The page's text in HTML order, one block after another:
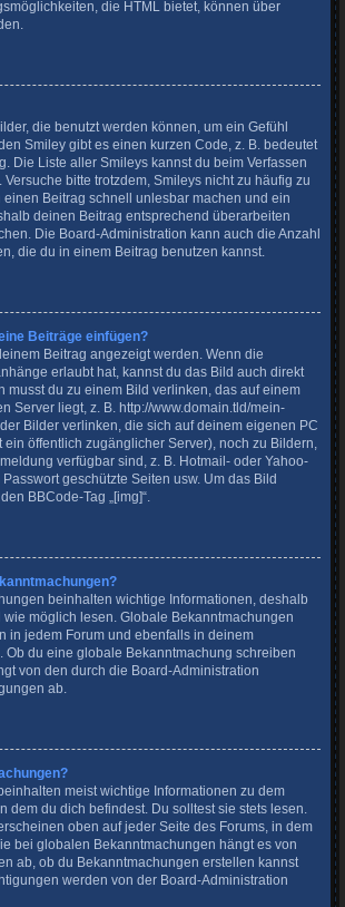
die HTML bietet, können über
die benutzt werden können, um ein Gefühl
Smiley gibt es einen kurzen Code, z. B. bedeutet
Die Liste aller Smileys kannst du beim Verfassen
bitte trotzdem, Smileys nicht zu häufig zu
Beitrag schnell unlesbar machen und ein
deinen Beitrag entsprechend überarbeiten
Die Board-Administration kann auch die Anzahl
die du in einem Beitrag benutzen kannst.
Beiträge einfügen?
Beitrag angezeigt werden. Wenn die
erlaubt hat, kannst du das Bild auch direkt
musst du zu einem Bild verlinken, das auf einem
Server liegt, z. B. http://www.domain.tld/mein-
Bilder verlinken, die sich auf deinem eigenen PC
ein öffentlich zugänglicher Server), noch zu Bildern,
verfügbar sind, z. B. Hotmail- oder Yahoo-
geschützte Seiten usw. Um das Bild
BBCode-Tag „[img]“.
beinhalten wichtige Informationen, deshalb
möglich lesen. Globale Bekanntmachungen
in jedem Forum und ebenfalls in deinem
Ob du eine globale Bekanntmachung schreiben
von den durch die Board-Administration
ab.
meist wichtige Informationen zu dem
dem du dich befindest. Du solltest sie stets lesen.
oben auf jeder Seite des Forums, in dem
bei globalen Bekanntmachungen hängt es von
ab, ob du Bekanntmachungen erstellen kannst
werden von der Board-Administration